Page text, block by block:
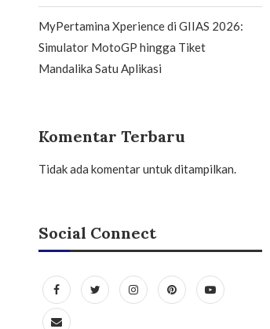
MyPertamina Xperience di GIIAS 2026:
Simulator MotoGP hingga Tiket
Mandalika Satu Aplikasi
Komentar Terbaru
Tidak ada komentar untuk ditampilkan.
Social Connect